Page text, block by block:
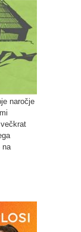
naročje
na